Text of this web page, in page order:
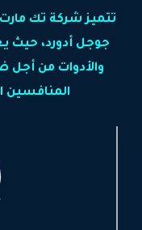
تتميز شركة تك
جوجل أدورد، حيث
والأدوات من أجل
المنافسين